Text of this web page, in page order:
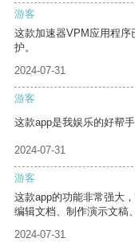
游客
这款加速器VPM应用程
护。
2024-07-31
游客
这款app是我娱乐的好帮
2024-07-31
游客
这款app的功能非常强大
编辑文档、制作演示文稿
2024-07-31